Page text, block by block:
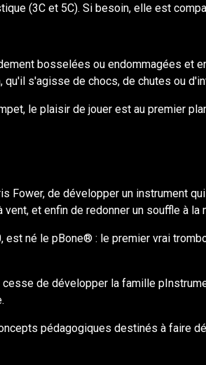
(3C et 5C). Si besoin, elle est
bosselées ou endommagées et
s'agisse de chocs, de chutes ou
le plaisir de jouer est au premier
Fower, de développer un instrument
et enfin de redonner un souffle à
né le pBone® : le premier vrai
cesse de développer la famille
pédagogiques destinés à faire